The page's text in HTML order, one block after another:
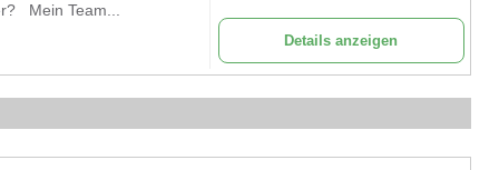
Mein Team...
Details anzeigen